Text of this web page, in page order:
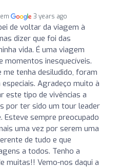
3 years ago
de voltar da viagem à
dizer que foi das
vida. É uma viagem
momentos inesquecíveis.
me tenha desiludido, foram
Agradeço muito à
este tipo de vivências a
por ter sido um tour leader
Esteve sempre preocupado
uma vez por serem uma
de tudo e que
a todos. Tenho a
muitas!! Vemo-nos daqui a